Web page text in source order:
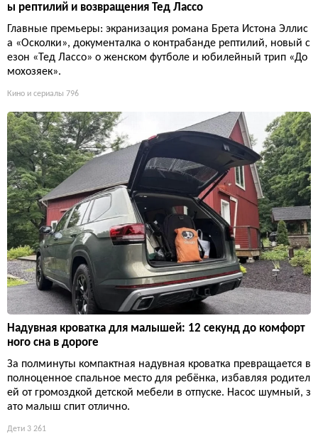
ы рептилий и возвращения Тед Лассо
Главные премьеры: экранизация романа Брета Истона Эллис
а «Осколки», документалка о контрабанде рептилий, новый с
езон «Тед Лассо» о женском футболе и юбилейный трип «До
мохозяек».
Кино и сериалы 796
Надувная кроватка для малышей: 12 секунд до комфорт
ного сна в дороге
За полминуты компактная надувная кроватка превращается в
полноценное спальное место для ребёнка, избавляя родител
ей от громоздкой детской мебели в отпуске. Насос шумный, з
ато малыш спит отлично.
Дети 3 261